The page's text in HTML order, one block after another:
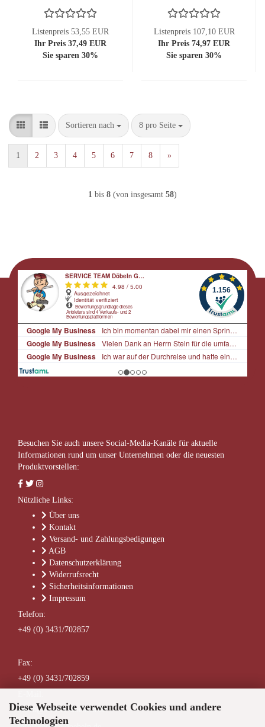
Diese Webseite verwendet Cookies und andere
Technologien
Listenpreis 53,55 EUR
Ihr Preis 37,49 EUR
Sie sparen 30%
Listenpreis 107,10 EUR
Ihr Preis 74,97 EUR
Sie sparen 30%
Sortieren nach
Sortieren nach 8 pro Seite
pro Seite
1 2 3 4 5 6 7 8 »
1 bis 8 (von insgesamt 58)
Besuchen Sie auch unsere Social-Media-Kanäle für aktuelle
Informationen rund um unser Unternehmen oder die neuesten
Produktvorstellen:
Nützliche Links:
Über uns
Kontakt
Versand- und Zahlungsbedigungen
AGB
Datenschutzerklärung
Widerrufsrecht
Sicherheitsinformationen
Impressum
Telefon:
+49 (0) 3431/702857
Fax:
+49 (0) 3431/702859
buero@service-doebeln.de